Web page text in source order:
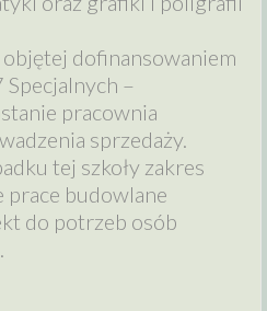
objętej dofinansowaniem
Specjalnych –
pracownia
sprzedaży.
tej szkoły zakres
budowlane
do potrzeb osób